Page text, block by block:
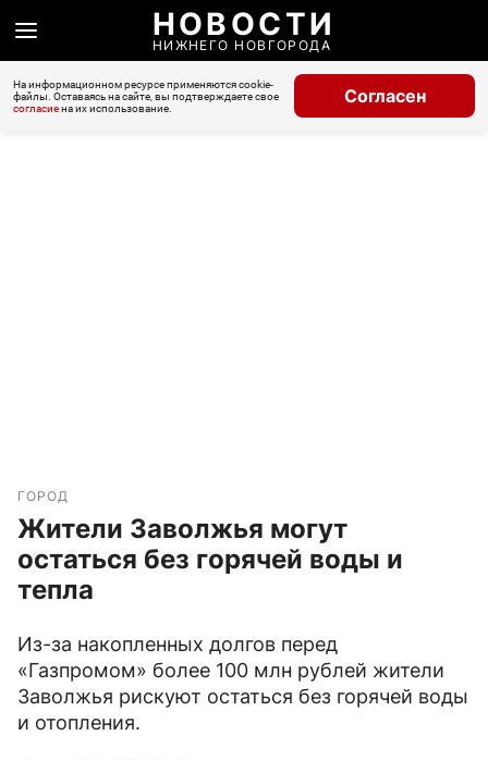
НОВОСТИ
НИЖНЕГО НОВГОРОДА
На информационном ресурсе применяются cookie-
файлы. Оставаясь на сайте, вы подтверждаете свое
согласиена их использование.
Согласен
ГОРОД
Жители Заволжья могут
остаться без горячей воды и
тепла
Из-за накопленных долгов перед
«Газпромом» более 100 млн рублей жители
Заволжья рискуют остаться без горячей воды
и отопления.